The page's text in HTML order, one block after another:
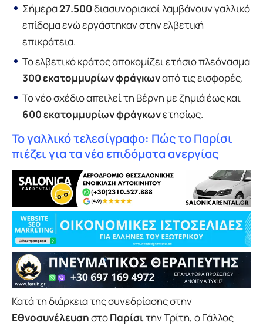
Σήμερα27.500διασυνοριακοί λαμβάνουν γαλλικό
επίδομα ενώ εργάστηκαν στην ελβετική
επικράτεια.
Το ελβετικό κράτος αποκομίζει ετήσιο πλεόνασμα
300 εκατομμυρίων φράγκωναπό τις εισφορές.
Το νέο σχέδιο απειλεί τη Βέρνη με ζημιά έως και
600 εκατομμυρίων φράγκωνετησίως.
Το γαλλικό τελεσίγραφο: Πώς το Παρίσι
πιέζει για τα νέα επιδόματα ανεργίας
Κατά τη διάρκεια της συνεδρίασης στην
ΕθνοσυνέλευσηστοΠαρίσιτην Τρίτη, ο Γάλλος